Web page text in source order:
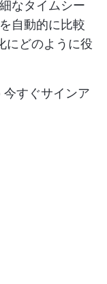
なタイムシー
自動的に比較
にどのように役
今すぐサインア